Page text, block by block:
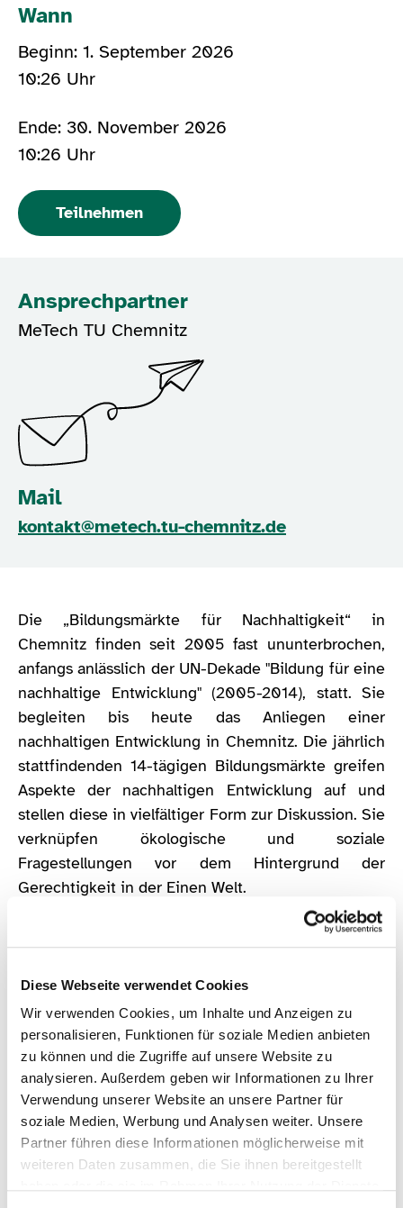
Diese Webseite verwendet Cookies
Wir verwenden Cookies, um Inhalte und Anzeigen zu
personalisieren, Funktionen für soziale Medien anbieten
zu können und die Zugriffe auf unsere Website zu
analysieren. Außerdem geben wir Informationen zu Ihrer
Verwendung unserer Website an unsere Partner für
soziale Medien, Werbung und Analysen weiter. Unsere
Partner führen diese Informationen möglicherweise mit
weiteren Daten zusammen, die Sie ihnen bereitgestellt
Wann
Beginn: 1. September 2026
10:26 Uhr
Ende: 30. November 2026
10:26 Uhr
Teilnehmen
Ansprechpartner
MeTech TU Chemnitz
Mail
kontakt@metech.tu-chemnitz.de
Die „Bildungsmärkte für Nachhaltigkeit“ in
Chemnitz finden seit 2005 fast ununterbrochen,
anfangs anlässlich der UN-Dekade "Bildung für eine
nachhaltige Entwicklung" (2005-2014), statt. Sie
begleiten bis heute das Anliegen einer
nachhaltigen Entwicklung in Chemnitz. Die jährlich
stattfindenden 14-tägigen Bildungsmärkte greifen
Aspekte der nachhaltigen Entwicklung auf und
stellen diese in vielfältiger Form zur Diskussion. Sie
verknüpfen ökologische und soziale
Fragestellungen vor dem Hintergrund der
Gerechtigkeit in der Einen Welt.
Der Bildungsmarkt wird von einem eigens dafür
Nachhaltigkeit realisiert. Dieses besteht aus
Einrichtungen, die sich der umwelt- und
entwicklungspolitischen Bildung widmen sowie
externen Kooperationspartnern. Über die Jahre
beteiligten sich das Umweltzentrum Chemnitz, die
Sächsische Landesstiftung Natur und Umwelt, der
Bund für Umwelt und Naturschutz/ BUND e.V., die
Verbraucherzentrale Sachsen, solaris
Förderzentrum für Jugend und Umwelt gGmbH